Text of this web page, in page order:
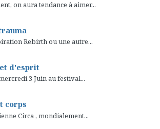
on aura tendance à aimer...
Rebirth ou une autre...
d'esprit
3 Juin au festival...
corps
Circa , mondialement...